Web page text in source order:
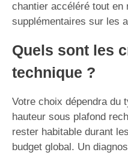
chantier accéléré tout en
supplémentaires sur les
Quels sont les
technique ?
Votre choix dépendra du
hauteur sous plafond
rester habitable durant
budget global. Un